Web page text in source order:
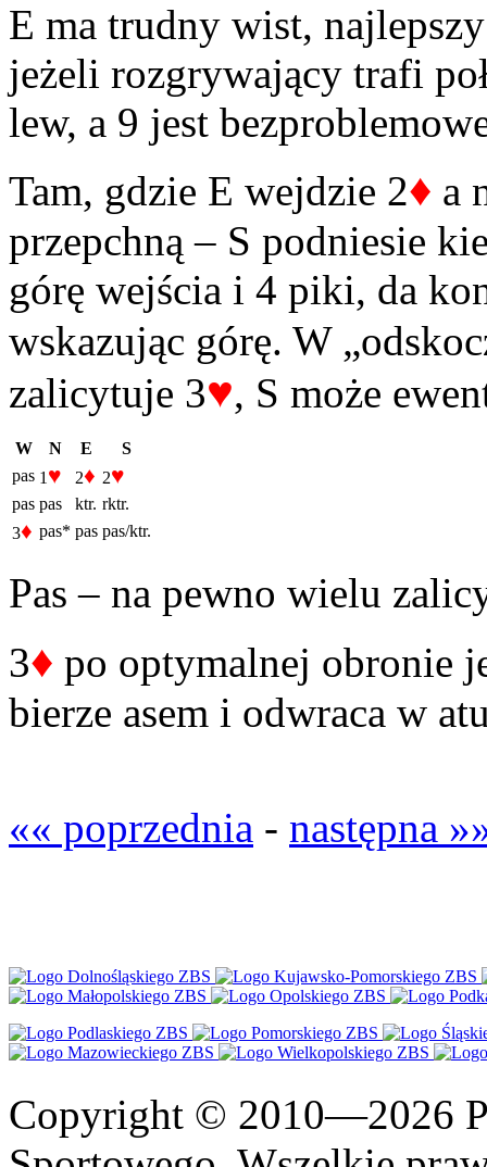
E ma trudny wist,
jeżeli rozgrywający trafi
lew, a 9 jest
Tam, gdzie E wejdzie 2♦ a
przepchną – S podniesie
górę wejścia i 4 piki, da
wskazując górę. W
zalicytuje 3♥, S może
W N E
S
pas 1 ♥ 2♦ 2♥
pas pas ktr. rktr.
3♦ pas* pas pas/ktr.
Pas – na pewno wielu
3♦ po optymalnej obronie
bierze asem i odwraca w
«« poprzednia - następna
Copyright © 2010—2026